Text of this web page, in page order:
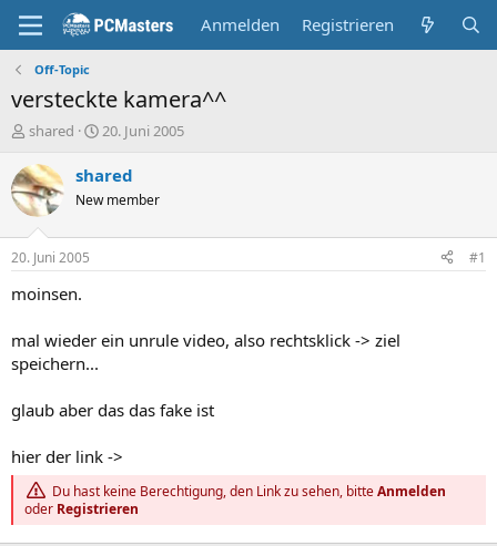
Anmelden Registrieren
Off-Topic
versteckte kamera^^
E
s
t
e
e
r
shared
E
s
e
t
20. Juni 2005
shared
New member
20. Juni 2005 #1
moinsen.
mal wieder ein unrule video, also rechtsklick -> ziel
speichern...
glaub aber das das fake ist
hier der link ->
Du hast keine Berechtigung, den Link zu sehen, bitteAnmelden
oder Registrieren